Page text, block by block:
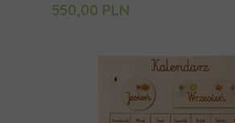
550,00 PLN